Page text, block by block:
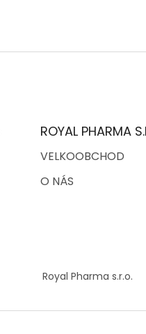
ROYAL PHARMA
VELKOOBCHOD
O NÁS
Royal Pharma s.r.o.